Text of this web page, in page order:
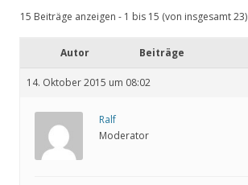
15 Beiträge anzeigen - 1 bis 15 (von insgesamt 23)
Autor Beiträge
14. Oktober 2015 um 08:02
Ralf
Moderator